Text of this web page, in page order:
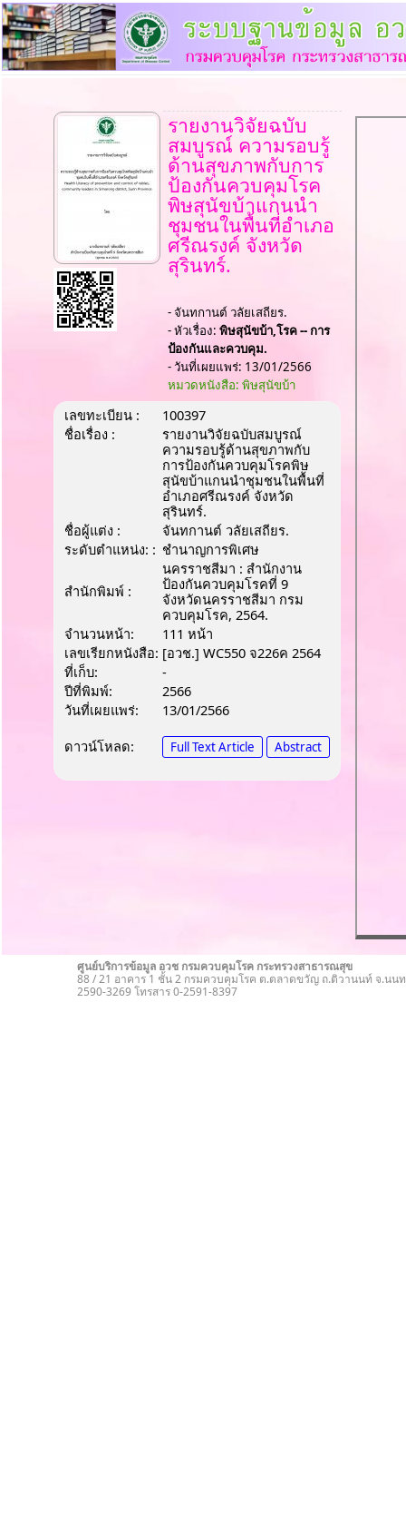
รายงานวิจัยฉบับ
สมบูรณ์ ความรอบรู้
ด้านสุขภาพกับการ
ป้องกันควบคุมโรค
พิษสุนัขบ้าแกนนำ
ชุมชนในพื้นที่อำเภอ
ศรีณรงค์ จังหวัด
สุรินทร์.
- จันทกานต์ วลัยเสถียร.
- หัวเรื่อง: พิษสุนัขบ้า,โรค -- การ
ป้องกันและควบคุม.
- วันที่เผยแพร่: 13/01/2566
หมวดหนังสือ: พิษสุนัขบ้า
เลขทะเบียน :
100397
ชื่อเรื่อง :
รายงานวิจัยฉบับสมบูรณ์
ความรอบรู้ด้านสุขภาพกับ
การป้องกันควบคุมโรคพิษ
สุนัขบ้าแกนนำชุมชนในพื้นที่
อำเภอศรีณรงค์ จังหวัด
สุรินทร์.
ชื่อผู้แต่ง :
จันทกานต์ วลัยเสถียร.
ระดับตำแหน่ง: : ชํานาญการพิเศษ
สำนักพิมพ์ :
นครราชสีมา : สำนักงาน
ป้องกันควบคุมโรคที่ 9
จังหวัดนครราชสีมา กรม
ควบคุมโรค, 2564.
จำนวนหน้า:
111 หน้า
เลขเรียกหนังสือ: [อวช.] WC550 จ226ค 2564
ที่เก็บ:
-
ปีที่พิมพ์:
2566
วันที่เผยแพร่:
13/01/2566
ดาวน์โหลด:
Full Text Article Abstract
ศูนย์บริการข้อมูล อวช กรมควบคุมโรค กระทรวงสาธารณสุข
88 / 21 อาคาร 1 ชั้น 2 กรมควบคุมโรค ต.ตลาดขวัญ ถ.ติวานนท์ จ.นน
2590-3269 โทรสาร 0-2591-8397